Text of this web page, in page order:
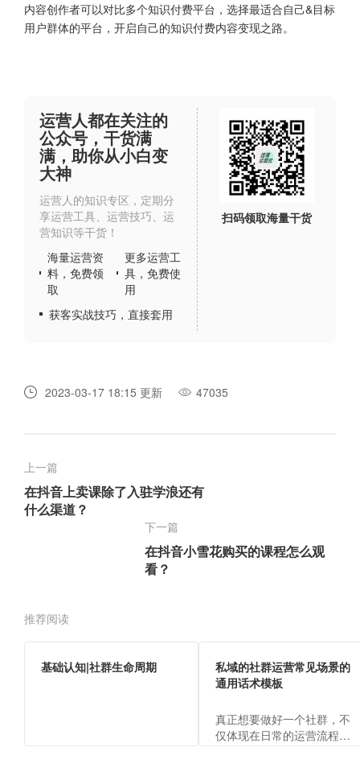
内容创作者可以对比多个知识付费平台，选择最适合自己&目标
用户群体的平台，开启自己的知识付费内容变现之路。
运营人都在关注的
公众号，干货满
满，助你从小白变
大神
运营人的知识专区，定期分
享运营工具、运营技巧、运
营知识等干货！
海量运营资
料，免费领
取
更多运营工
具，免费使
用
获客实战技巧，直接套用
扫码领取海量干货
2023-03-17 18:15 更新 47035
上一篇
在抖音上卖课除了入驻学浪还有
什么渠道？
下一篇
在抖音小雪花购买的课程怎么观
看？
推荐阅读
基础认知|社群生命周期
私域的社群运营常见场景的
通用话术模板
真正想要做好一个社群，不
仅体现在日常的运营流程